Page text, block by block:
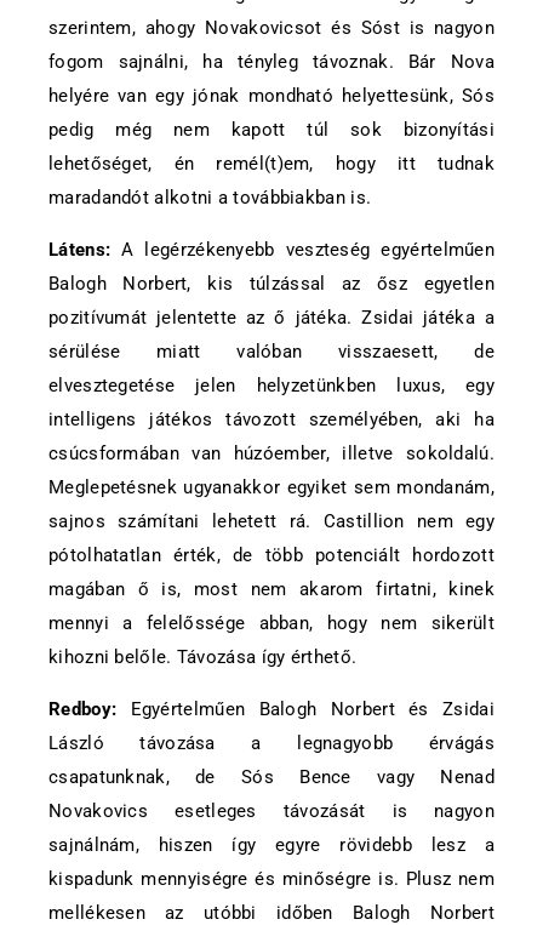
szerintem, ahogy Novakovicsot és Sóst is nagyon
fogom sajnálni, ha tényleg távoznak. Bár Nova
helyére van egy jónak mondható helyettesünk, Sós
pedig még nem kapott túl sok bizonyítási
lehetőséget, én remél(t)em, hogy itt tudnak
maradandót alkotni a továbbiakban is.
Látens: A legérzékenyebb veszteség egyértelműen
Balogh Norbert, kis túlzással az ősz egyetlen
pozitívumát jelentette az ő játéka. Zsidai játéka a
sérülése miatt valóban visszaesett, de
elvesztegetése jelen helyzetünkben luxus, egy
intelligens játékos távozott személyében, aki ha
csúcsformában van húzóember, illetve sokoldalú.
Meglepetésnek ugyanakkor egyiket sem mondanám,
sajnos számítani lehetett rá. Castillion nem egy
pótolhatatlan érték, de több potenciált hordozott
magában ő is, most nem akarom firtatni, kinek
mennyi a felelőssége abban, hogy nem sikerült
kihozni belőle. Távozása így érthető.
Redboy: Egyértelműen Balogh Norbert és Zsidai
László távozása a legnagyobb érvágás
csapatunknak, de Sós Bence vagy Nenad
Novakovics esetleges távozását is nagyon
sajnálnám, hiszen így egyre rövidebb lesz a
kispadunk mennyiségre és minőségre is. Plusz nem
mellékesen az utóbbi időben Balogh Norbert